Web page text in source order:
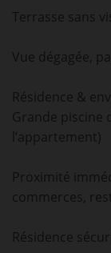
Terrasse sans
Vue dégagée,
Résidence &
Grande piscine
l’appartement)
Proximité
commerces,
Résidence